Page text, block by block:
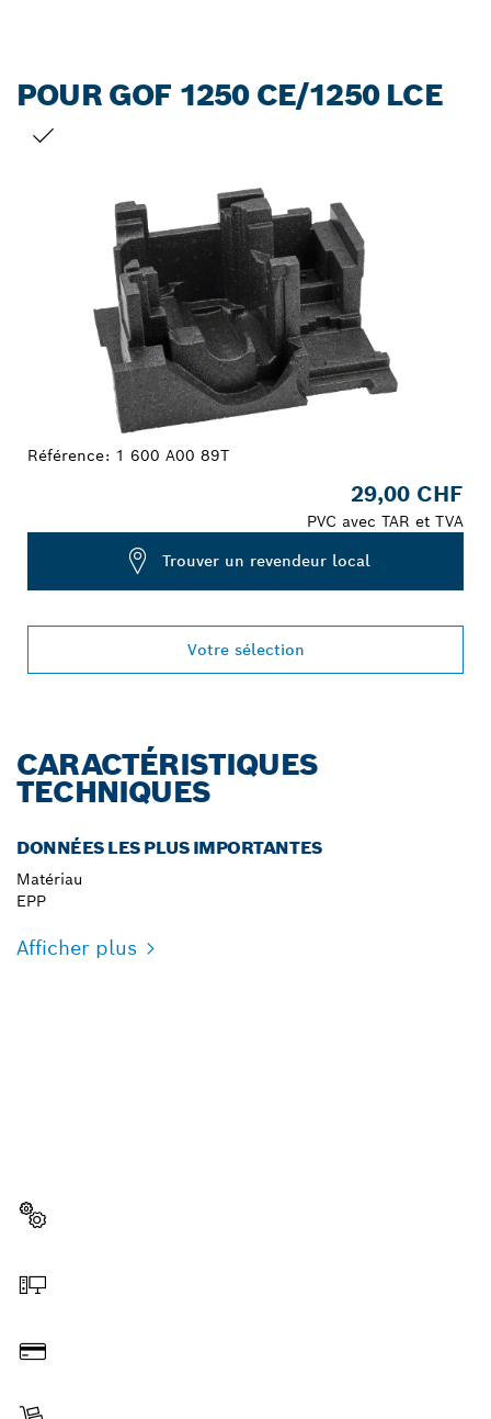
POUR GOF 1250 CE/1250 LCE
Référence: 1 600 A00 89T
29,00 CHF
PVC avec TAR et TVA
Trouver un revendeur local
Votre sélection
CARACTÉRISTIQUES
TECHNIQUES
DONNÉES LES PLUS IMPORTANTES
Matériau
EPP
Afficher plus